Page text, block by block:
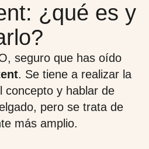
¿qué es y
seguro que has oído
. Se tiene a realizar la
concepto y hablar de
pero se trata de
más amplio.